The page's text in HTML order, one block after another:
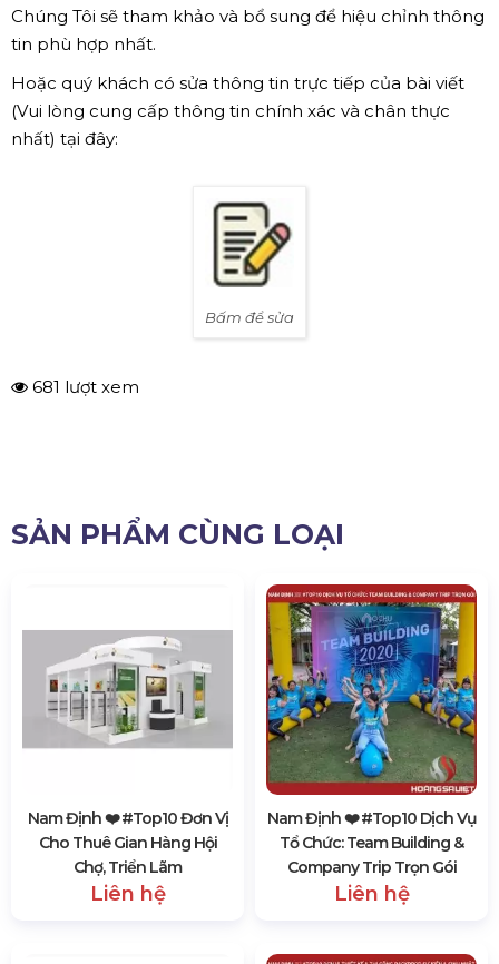
Chúng Tôi sẽ tham khảo và bổ sung để hiệu chỉnh thông
tin phù hợp nhất.
Hoặc quý khách có sửa thông tin trực tiếp của bài viết
(Vui lòng cung cấp thông tin chính xác và chân thực
nhất) tại đây:
Bấm để sửa
681 lượt xem
SẢN PHẨM CÙNG LOẠI
Nam Định ❤️️ #top10 Đơn Vị
Cho Thuê Gian Hàng Hội
Chợ, Triển Lãm
Liên hệ
Nam Định ❤️️ #top10 Dịch Vụ
Tổ Chức: Team Building &
Company Trip Trọn Gói
Liên hệ